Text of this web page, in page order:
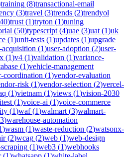
training (8)transactional-email
(3)travel (3)trends (2)trendyol
40)trust (1)tryton (1)tuning
(50)typescript (4)uae (3)uat (1)uk
(1)unit-tests (1)updates (1)upgrade
acquisition (1)user-adoption (2)user-
(1)v4 (1)validation (1)variance-
(1)vehicle-management
coordination (1)vendor-evaluation
risk (1)vendor-selection (2)vercel-
(1)vietnam (1)views (1)vision-2030
(1)voice-ai (1)voice-commerce
(1)waf(1)walmart (3)walmart-
)warehouse-automation
)wasm (1)waste-reduction (2)watsonx-
(2)wcag (2)web (1)web-design
(1)web3 (1)webhooks